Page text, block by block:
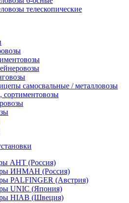
телескопические
самосвальные / металловозы
АНТ (Россия)
ИНМАН (Россия)
PALFINGER (Австрия)
UNIC (Япония)
HIAB (Швеция)